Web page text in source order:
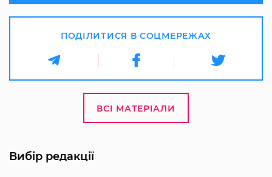
ПОДІЛИТИСЯ В СОЦМЕРЕЖАХ
ВСІ МАТЕРІАЛИ
Вибір редакції